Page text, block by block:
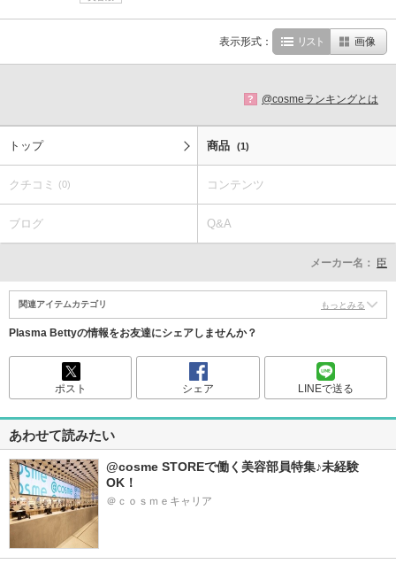
表示形式： リスト 画像
? @cosmeランキングとは
トップ 商品 (1)
クチコミ (0) コンテンツ
ブログ Q&A
メーカー名： 臣
関連アイテムカテゴリ もっとみる
Plasma Bettyの情報をお友達にシェアしませんか？
ポスト シェア LINEで送る
あわせて読みたい
@cosme STOREで働く美容部員特集♪未経験
OK！
＠ｃｏｓｍｅキャリア